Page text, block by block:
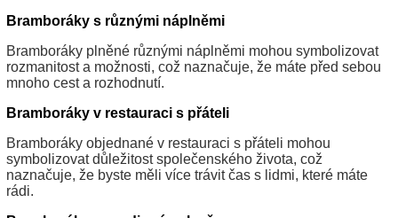
Bramboráky s různými náplněmi
Bramboráky plněné různými náplněmi mohou symbolizovat
rozmanitost a možnosti, což naznačuje, že máte před sebou
mnoho cest a rozhodnutí.
Bramboráky v restauraci s přáteli
Bramboráky objednané v restauraci s přáteli mohou
symbolizovat důležitost společenského života, což
naznačuje, že byste měli více trávit čas s lidmi, které máte
rádi.